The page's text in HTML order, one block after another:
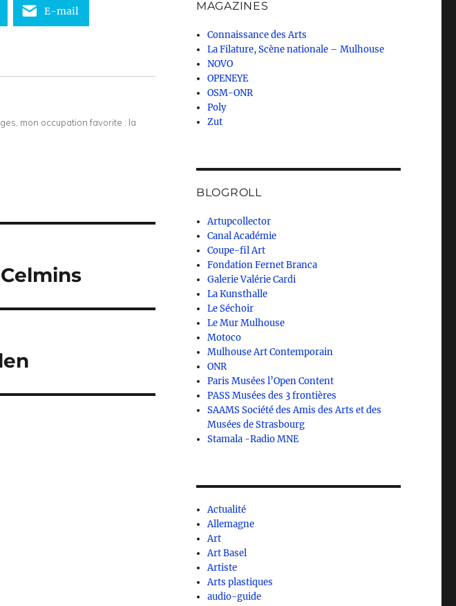
E-mail
mon occupation favorite : la
MAGAZINES
Connaissance des Arts
La Filature, Scène nationale – Mulhouse
NOVO
OPENEYE
OSM-ONR
Poly
Zut
BLOGROLL
Artupcollector
Canal Académie
Coupe-fil Art
Fondation Fernet Branca
Galerie Valérie Cardi
La Kunsthalle
Le Séchoir
Le Mur Mulhouse
Motoco
Mulhouse Art Contemporain
ONR
Paris Musées l’Open Content
PASS Musées des 3 frontières
SAAMS Société des Amis des Arts et des
Musées de Strasbourg
Stamala -Radio MNE
Actualité
Allemagne
Art
Art Basel
Artiste
Arts plastiques
audio-guide